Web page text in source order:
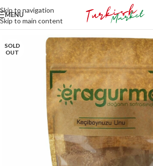
Skip to navigation
Skip to main content
MENU
SOLD
OUT